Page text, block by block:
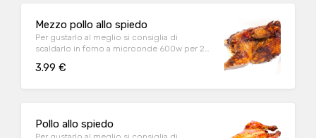
Mezzo pollo allo spiedo
Per gustarlo al meglio si consiglia di
scaldarlo in forno a microonde 600w per 2
bolognese (sale, rosmarino, aglio, salvia,
3.99 €
Pollo allo spiedo